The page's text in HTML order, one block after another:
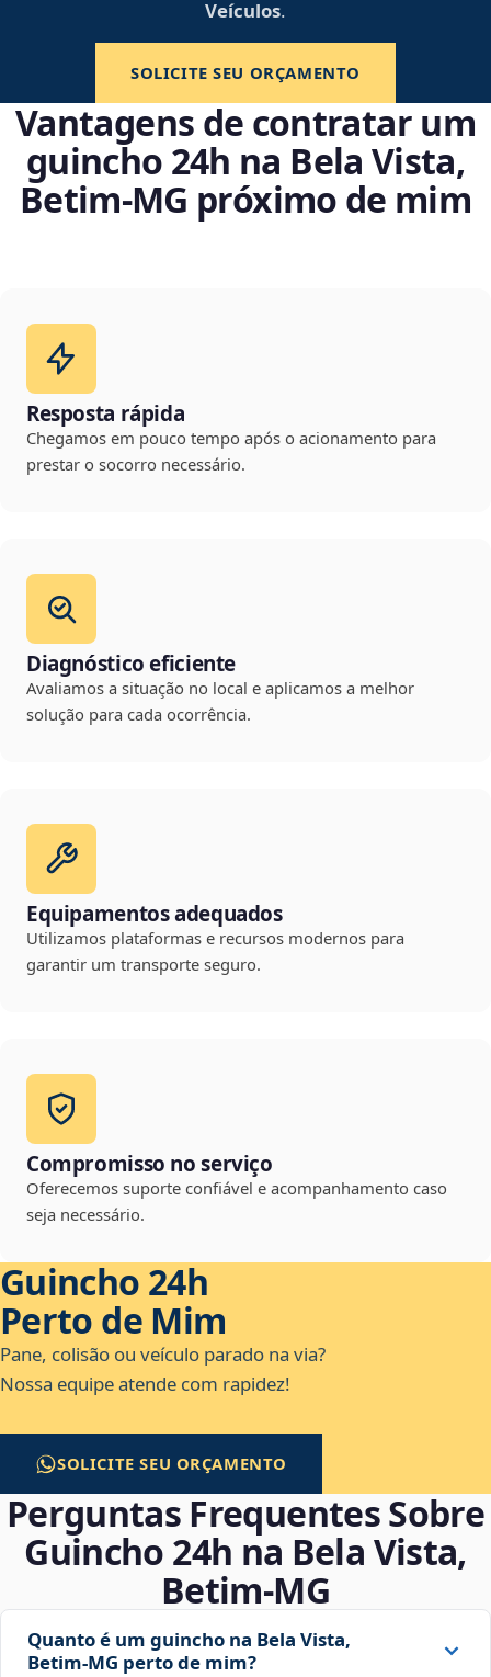
Veículos.
SOLICITE SEU ORÇAMENTO
Vantagens de contratar um
guincho 24h na Bela Vista,
Betim‑MG próximo de mim
Resposta rápida
Chegamos em pouco tempo após o acionamento para
prestar o socorro necessário.
Diagnóstico eficiente
Avaliamos a situação no local e aplicamos a melhor
solução para cada ocorrência.
Equipamentos adequados
Utilizamos plataformas e recursos modernos para
garantir um transporte seguro.
Compromisso no serviço
Oferecemos suporte confiável e acompanhamento caso
seja necessário.
Guincho 24h
Perto de Mim
Pane, colisão ou veículo parado na via?
Nossa equipe atende com rapidez!
SOLICITE SEU ORÇAMENTO
Perguntas Frequentes Sobre
Guincho 24h na Bela Vista,
Betim‑MG
Quanto é um guincho na Bela Vista,
Betim‑MG perto de mim?